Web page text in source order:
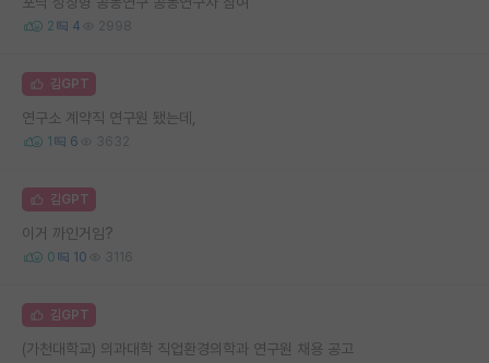
2 4 2998
김GPT
연구소 계약직 연구원 됐는데,
1 6 3632
김GPT
이거 까인거임?
0 10 3116
김GPT
(가천대학교) 의과대학 직업환경의학과 연구원 채용 공고